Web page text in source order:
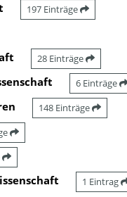
197 Einträge
28 Einträge
6 Einträge
148 Einträge
1 Eintrag